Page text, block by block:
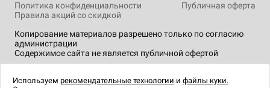
Копирование материалов разрешено только по согласию
администрации
Содержимое сайта не является публичной офертой
Политика конфиденциальности
Публичная оферта
Правила акций со скидкой
технологии.
Используем рекомендательные технологии и файлы куки.